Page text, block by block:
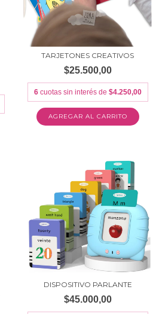
TARJETONES CREATIVOS
$25.500,00
6 cuotas sin interés de $4.250,00
AGREGAR AL CARRITO
DISPOSITIVO PARLANTE
$45.000,00